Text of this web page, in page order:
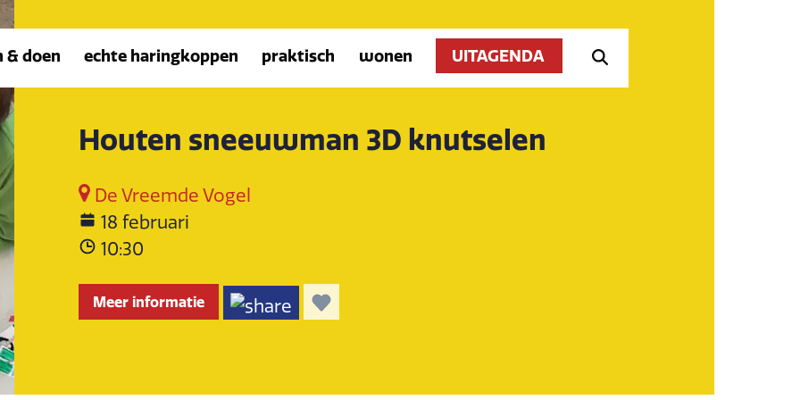
& doen echte haringkoppen praktisch wonen UITAGENDA
Houten sneeuwman 3D knutselen
De Vreemde Vogel
18 februari
10:30
Meer informatie